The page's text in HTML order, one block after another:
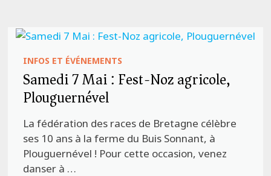
INFOS ET ÉVÉNEMENTS
Samedi 7 Mai : Fest-Noz agricole,
Plouguernével
La fédération des races de Bretagne célèbre
ses 10 ans à la ferme du Buis Sonnant, à
Plouguernével ! Pour cette occasion, venez
danser à …